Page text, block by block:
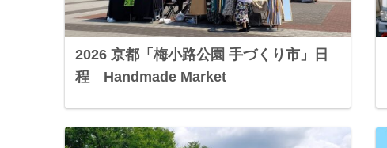
2026 京都「梅小路公園 手づくり市」日
程 Handmade Market